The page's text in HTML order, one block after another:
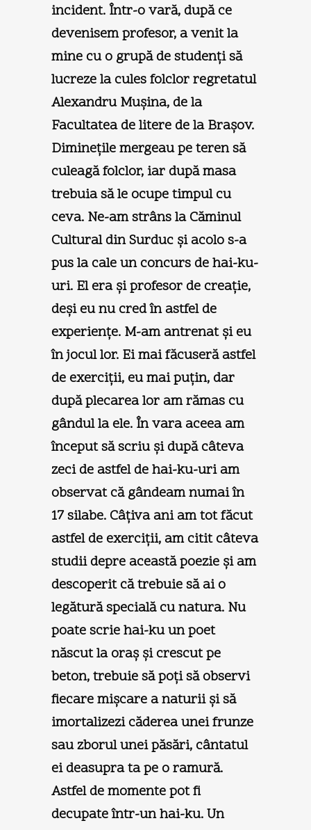
incident. Într-o vară, după ce
devenisem profesor, a venit la
mine cu o grupă de studenţi să
lucreze la cules folclor regretatul
Alexandru Muşina, de la
Facultatea de litere de la Braşov.
Dimineţile mergeau pe teren să
culeagă folclor, iar după masa
trebuia să le ocupe timpul cu
ceva. Ne-am strâns la Căminul
Cultural din Surduc şi acolo s-a
pus la cale un concurs de hai-ku-
uri. El era şi profesor de creaţie,
deşi eu nu cred în astfel de
experienţe. M-am antrenat şi eu
în jocul lor. Ei mai făcuseră astfel
de exerciţii, eu mai puţin, dar
după plecarea lor am rămas cu
gândul la ele. În vara aceea am
început să scriu şi după câteva
zeci de astfel de hai-ku-uri am
observat că gândeam numai în
17 silabe. Câţiva ani am tot făcut
astfel de exerciţii, am citit câteva
studii depre această poezie şi am
descoperit că trebuie să ai o
legătură specială cu natura. Nu
poate scrie hai-ku un poet
născut la oraş şi crescut pe
beton, trebuie să poţi să observi
fiecare mişcare a naturii şi să
imortalizezi căderea unei frunze
sau zborul unei păsări, cântatul
ei deasupra ta pe o ramură.
Astfel de momente pot fi
decupate într-un hai-ku. Un